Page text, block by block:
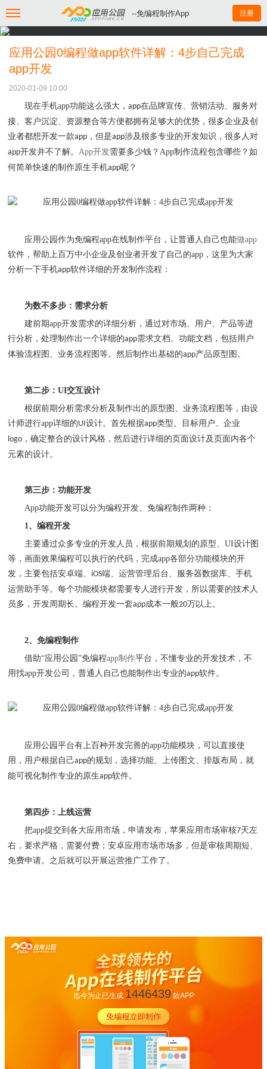
--免编程制作App 注册
应用公园0编程做app软件详解：4步自己完成
app开发
2020-01-09 10:00
现在手机app功能这么强大， app在品牌宣传、营销活动、服务对
接、客户沉淀、资源整合等方便都拥有足够大的优势，很多企业及创
业者都想开发一款app ，但是app涉及很多专业的开发知识，很多人对
app开发并不了解。 App开发需要多少钱？ App制作流程包含哪些？如
何简单快速的制作原生手机app呢？
应用公园作为免编程app在线制作平台，让普通人自己也能做app
软件，帮助上百万中小企业及创业者开发了自己的app ，这里为大家
分析一下手机app软件详细的开发制作流程：
为数不多步：需求分析
建前期app开发需求的详细分析，通过对市场、用户、产品等进
行分析，处理制作出一个详细的app需求文档、功能文档，包括用户
体验流程图、业务流程图等。然后制作出基础的app产品原型图。
第二步： UI交互设计
根据前期分析需求分析及制作出的原型图、业务流程图等，由设
计师进行app详细的UI设计。首先根据app类型、目标用户、企业
logo ，确定整合的设计风格，然后进行详细的页面设计及页面内各个
元素的设计。
第三步：功能开发
App功能开发可以分为编程开发、免编程制作两种：
1、编程开发
主要通过众多专业的开发人员，根据前期规划的原型、 UI设计图
等，画面效果编程可以执行的代码， 完成app各部分功能模块的开
发，主要包括安卓端、 iOS端、运营管理后台、服务器数据库、手机
运营助手等。每个功能模块都需要专人进行开发，所以需要的技术人
员多，开发周期长。编程开发一套app成本一般20万以上。
2、免编程制作
借助“应用公园”免编程app制作平台，不懂专业的开发技术，不
用找app开发公司，普通人自己也能制作出专业的app软件。
应用公园平台有上百种开发完善的app功能模块，可以直接使
用，用户根据自己app的规划，选择功能、上传图文、排版布局，就
能可视化制作专业的原生app软件。
第四步：上线运营
把app提交到各大应用市场，申请发布，苹果应用市场审核7天左
右，要求严格，需要付费；安卓应用市场市场多，但是审核周期短、
免费申请。之后就可以开展运营推广工作了。
迄今为止已生成 1446439款APP